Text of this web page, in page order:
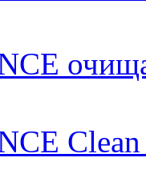
Clean